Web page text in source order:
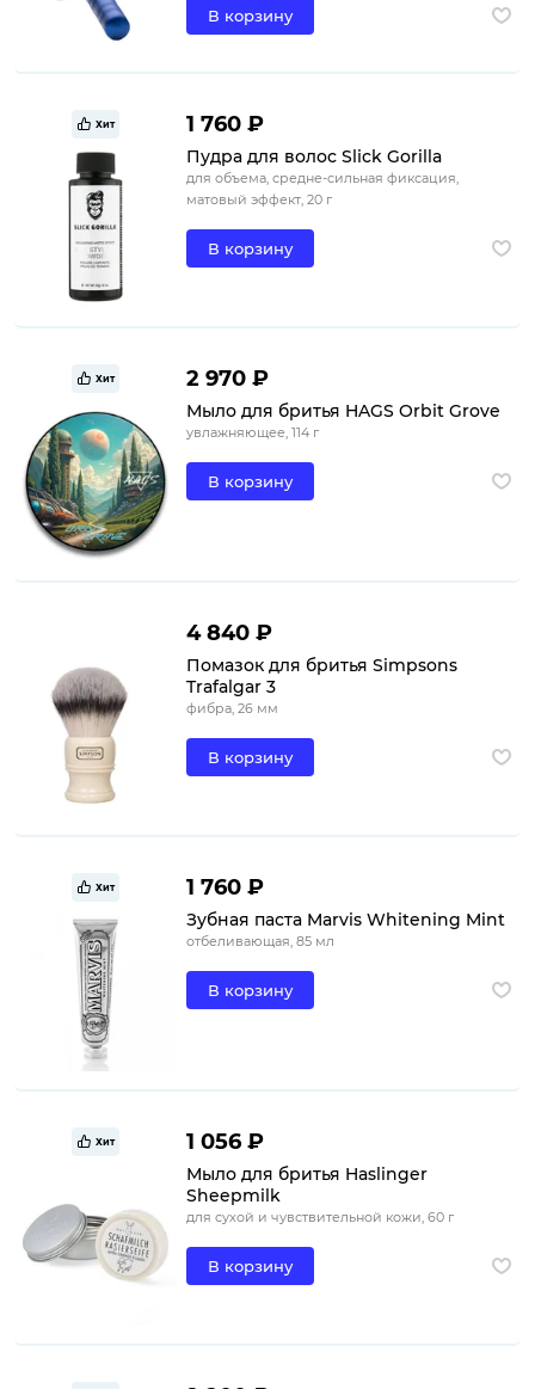
В корзину
Хит 1 760 ₽
Пудра для волос Slick Gorilla
для объема, средне-сильная фиксация,
матовый эффект, 20 г
В корзину
Хит 2 970 ₽
Мыло для бритья HAGS Orbit Grove
увлажняющее, 114 г
В корзину
4 840 ₽
Помазок для бритья Simpsons
Trafalgar 3
фибра, 26 мм
В корзину
Хит 1 760 ₽
Зубная паста Marvis Whitening Mint
отбеливающая, 85 мл
В корзину
Хит 1 056 ₽
Мыло для бритья Haslinger
Sheepmilk
для сухой и чувствительной кожи, 60 г
В корзину